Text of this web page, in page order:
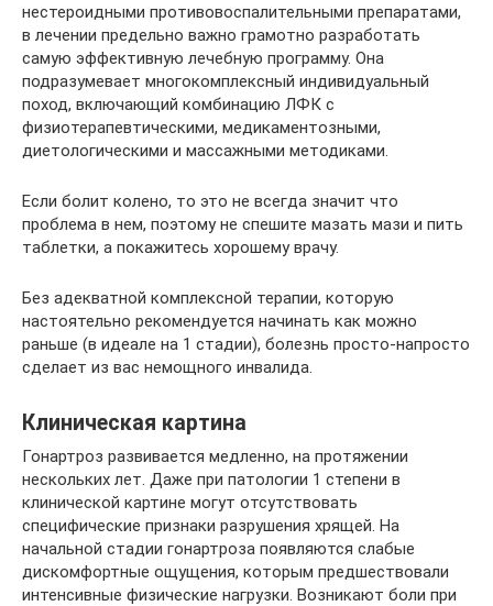
нестероидными противовоспалительными препаратами,
в лечении предельно важно грамотно разработать
самую эффективную лечебную программу. Она
подразумевает многокомплексный индивидуальный
поход, включающий комбинацию ЛФК с
физиотерапевтическими, медикаментозными,
диетологическими и массажными методиками.
Если болит колено, то это не всегда значит что
проблема в нем, поэтому не спешите мазать мази и пить
таблетки, а покажитесь хорошему врачу.
Без адекватной комплексной терапии, которую
настоятельно рекомендуется начинать как можно
раньше (в идеале на 1 стадии), болезнь просто-напросто
сделает из вас немощного инвалида.
Клиническая картина
Гонартроз развивается медленно, на протяжении
нескольких лет. Даже при патологии 1 степени в
клинической картине могут отсутствовать
специфические признаки разрушения хрящей. На
начальной стадии гонартроза появляются слабые
дискомфортные ощущения, которым предшествовали
интенсивные физические нагрузки. Возникают боли при